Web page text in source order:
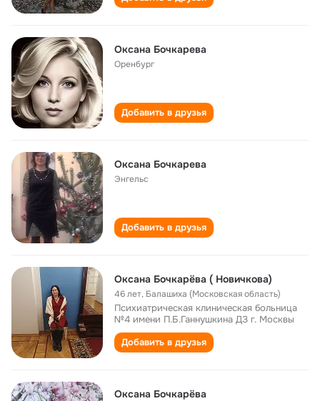
Оксана Бочкарева
Оренбург
Добавить в друзья
Оксана Бочкарева
Энгельс
Добавить в друзья
Оксана Бочкарёва ( Новичкова)
46 лет, Балашиха (Московская область)
Психиатрическая клиническая больница
№4 имени П.Б.Ганнушкина ДЗ г. Москвы
Добавить в друзья
Оксана Бочкарёва